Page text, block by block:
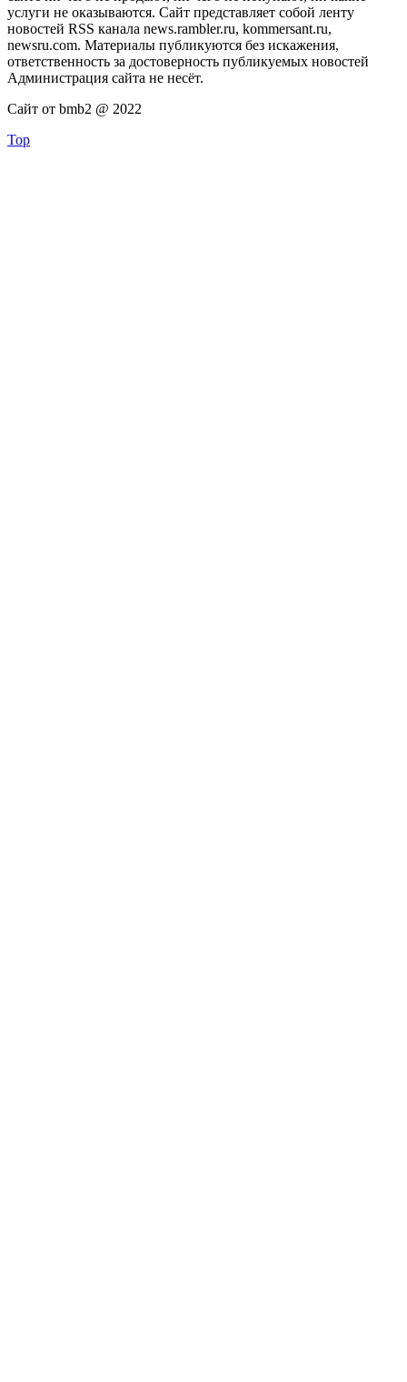
услуги не оказываются. Сайт представляет собой ленту
новостей RSS канала news.rambler.ru, kommersant.ru,
newsru.com. Материалы публикуются без искажения,
ответственность за достоверность публикуемых новостей
Администрация сайта не несёт.
Сайт от bmb2 @ 2022
Top